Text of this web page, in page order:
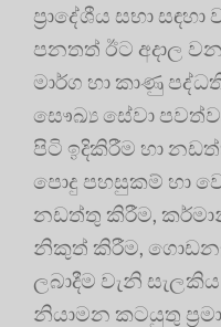
ප්‍රාදේශීය සභා
පනතත් ඊට අදාල
මාර්ග හා කාණු
සෞඛ්‍ය සේවා පවත්වා
පිටි ඉදිකිරීම හා
පොදු පහසුකම් හා
නඩත්තු කිරීම,
නිකුත් කිරීම,
ලබාදීම වැනි සැලකිය
නියාමන කටයුතු